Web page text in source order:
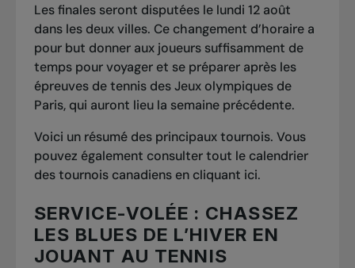
Les finales seront disputées le lundi 12 août
dans les deux villes. Ce changement d’horaire a
pour but donner aux joueurs suffisamment de
temps pour voyager et se préparer après les
épreuves de tennis des Jeux olympiques de
Paris, qui auront lieu la semaine précédente.
Voici un résumé des principaux tournois. Vous
pouvez également consulter tout le calendrier
des tournois canadiens en cliquant ici.
SERVICE-VOLÉE : CHASSEZ
LES BLUES DE L’HIVER EN
JOUANT AU TENNIS